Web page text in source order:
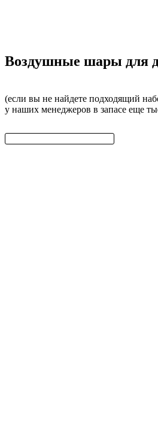
Воздушные шары для
(если вы не найдете подходящий
у наших менеджеров в запасе еще